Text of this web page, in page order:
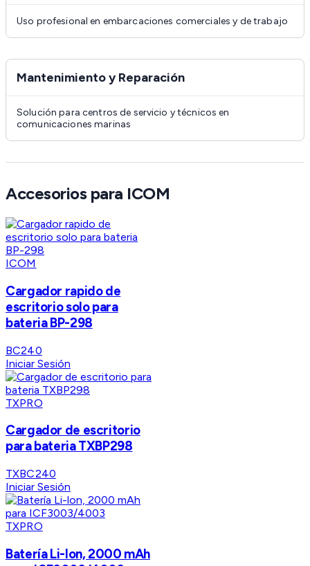
Uso profesional en embarcaciones comerciales y de trabajo
Mantenimiento y Reparación
Solución para centros de servicio y técnicos en
comunicaciones marinas
Accesorios para ICOM
ICOM
Cargador rapido de
escritorio solo para
bateria BP-298
BC240
Iniciar Sesión
TXPRO
Cargador de escritorio
para bateria TXBP298
TXBC240
Iniciar Sesión
TXPRO
Batería Li-lon, 2000 mAh